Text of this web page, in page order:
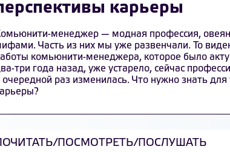
карьеры
менеджер — модная профессия,
Часть из них мы уже развенчали. То
комьюнити-менеджера, которое было
три года назад, уже устарело, сейчас
очередной раз изменилась. Что нужно знать для
ПОЧИТАТЬ/ПОСМОТРЕТЬ/ПОСЛУШАТЬ